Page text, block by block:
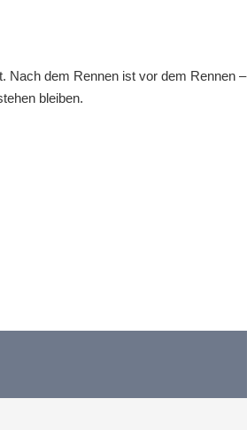
Nach dem Rennen ist vor dem Rennen –
bleiben.